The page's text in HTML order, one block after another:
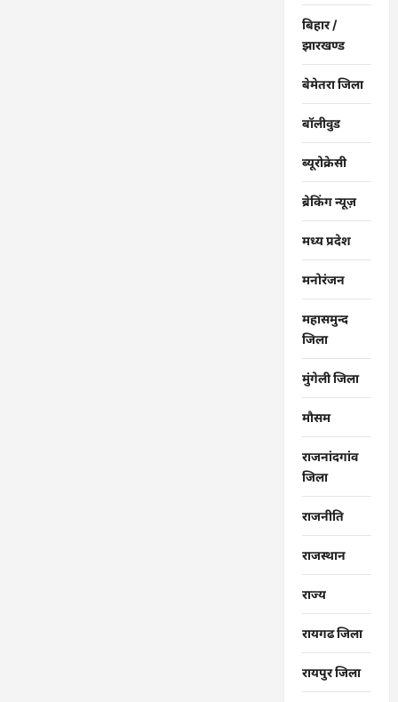
बिहार /
झारखण्ड
बेमेतरा जिला
बॉलीवुड
ब्यूरोक्रेसी
ब्रेकिंग न्यूज़
मध्य प्रदेश
मनोरंजन
महासमुन्द
जिला
मुंगेली जिला
मौसम
राजनांदगांव
जिला
राजनीति
राजस्थान
राज्‍य
रायगढ जिला
रायपुर जिला